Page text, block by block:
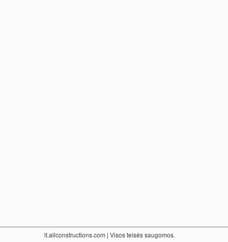
lt.allconstructions.com | Visos teisės saugomos.